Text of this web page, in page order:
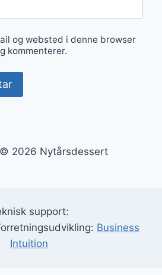
og websted i denne browser
kommenterer.
2026 Nytårsdessert
support:
Business
Intuition